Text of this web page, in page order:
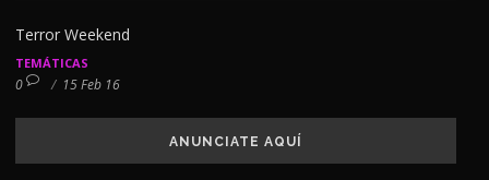
Terror Weekend
TEMÁTICAS
0 / 15 Feb 16
ANUNCIATE AQUÍ